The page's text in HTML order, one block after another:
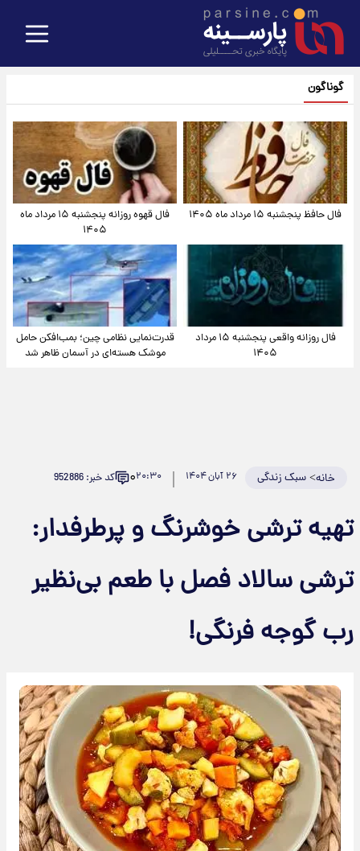
گوناگون
فال حافظ پنجشنبه ۱۵ مرداد ماه ۱۴۰۵
فال قهوه روزانه پنجشنبه ۱۵ مرداد ماه
۱۴۰۵
فال روزانه واقعی پنجشنبه ۱۵ مرداد
۱۴۰۵
قدرت‌نمایی نظامی چین؛ بمب‌افکن حامل
موشک هسته‌ای در آسمان ظاهر شد
خانه>سبک زندگی ۲۶ آبان ۱۴۰۴ ۲۰:۳۰۰ کد خبر: 952886
تهیه ترشی خوشرنگ و پرطرفدار:
ترشی سالاد فصل با طعم بی‌نظیر
رب گوجه فرنگی!